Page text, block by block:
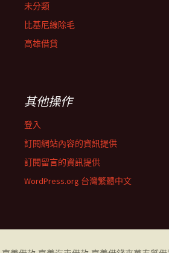
未分類
比基尼線除毛
高雄借貸
其他操作
登入
訂閱網站內容的資訊提供
訂閱留言的資訊提供
WordPress.org 台灣繁體中文